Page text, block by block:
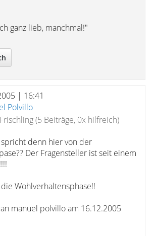
ganz lieb, manchmal!"
| 16:41
Polvillo
Frischling(5 Beiträge, 0x hilfreich)
denn hier von der
Der Fragensteller ist seit einem
Wohlverhaltensphase!!
manuel polvillo am 16.12.2005